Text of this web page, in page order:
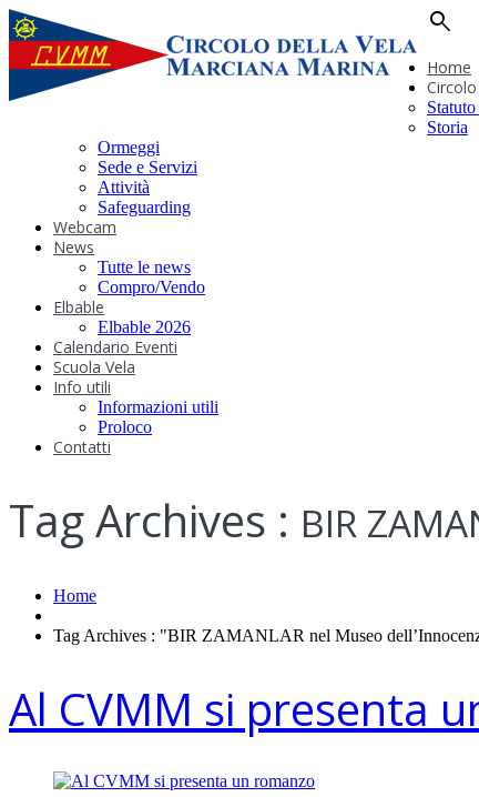
search
Home
Circolo
Storia
Ormeggi
Sede e Servizi
Attività
Safeguarding
Webcam
News
Tutte le news
Compro/Vendo
Elbable
Elbable 2026
Calendario Eventi
Scuola Vela
Info utili
Informazioni utili
Proloco
Contatti
Tag Archives : BIR
Home
Tag Archives : "BIR ZAMANLAR nel Museo
Al CVMM si presenta